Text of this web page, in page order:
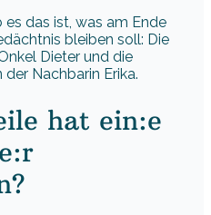
es das ist, was am Ende
bleiben soll: Die
Dieter und die
Nachbarin Erika.
hat ein:e